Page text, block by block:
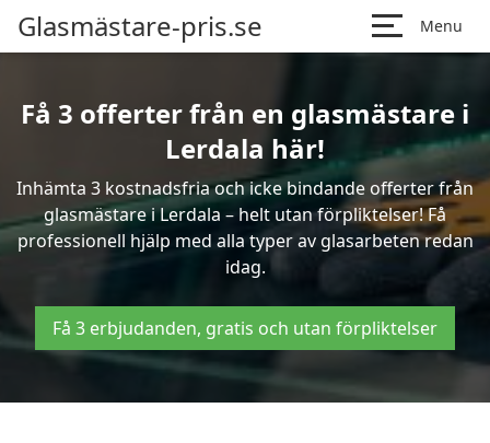
Glasmästare-pris.se Menu
Få 3 offerter från en glasmästare i
Lerdala här!
Inhämta 3 kostnadsfria och icke bindande offerter från
glasmästare i Lerdala – helt utan förpliktelser! Få
professionell hjälp med alla typer av glasarbeten redan
idag.
Få 3 erbjudanden, gratis och utan förpliktelser